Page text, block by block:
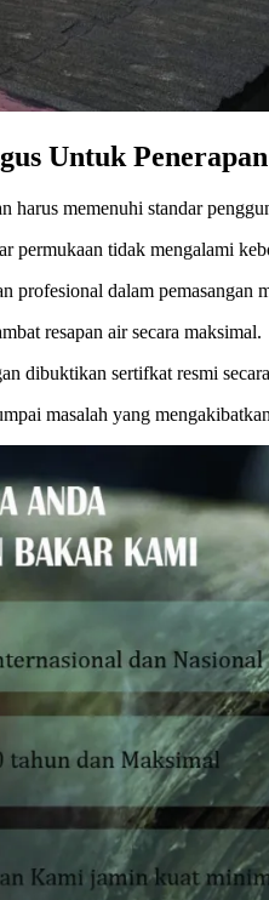
Untuk
harus memenuhi standar
permukaan tidak mengalami
profesional dalam pemasangan
resapan air secara maksimal.
dibuktikan sertifkat resmi
masalah yang